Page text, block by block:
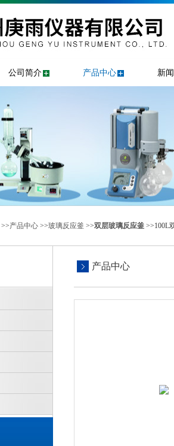
公司简介 产品中心 新
>>产品中心 >>玻璃反应釜 >>双层玻璃反应釜 >>100L
产品中心